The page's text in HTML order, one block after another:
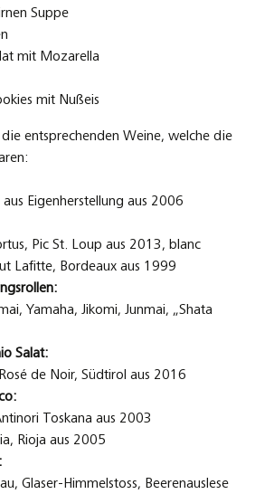
Suppe
mit Mozarella
mit Nußeis
die entsprechenden Weine, welche die
aus Eigenherstellung aus 2006
Pic St. Loup aus 2013, blanc
Lafitte, Bordeaux aus 1999
Yamaha, Jikomi, Junmai, „Shata
Salat:
de Noir, Südtirol aus 2016
Toskana aus 2003
Rioja aus 2005
Glaser-Himmelstoss, Beerenauslese